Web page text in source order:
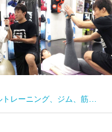
個別トレー
パーソナルトレーニ
パーソナルトレーナー
ーニング、ジム、筋トレ